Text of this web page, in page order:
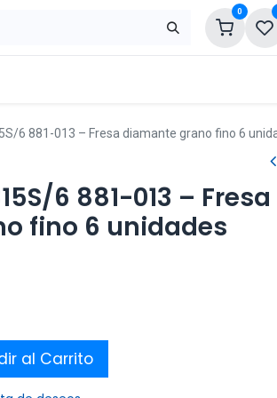
0
6 881-013 – Fresa diamante grano fino 6
6 881-013 – Fresa
fino 6 unidades
al Carrito